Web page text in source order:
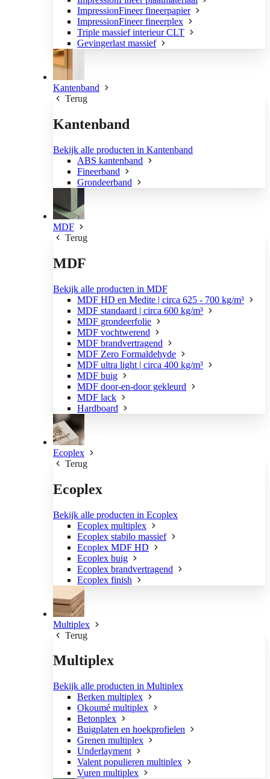
ImpressionFineer fineerpapier
ImpressionFineer fineerplex
Triple massief interieur CLT
Gevingerlast massief
Kantenband
Terug
Kantenband
Bekijk alle producten in Kantenband
ABS kantenband
Fineerband
Grondeerband
MDF
Terug
MDF
Bekijk alle producten in MDF
MDF HD en Medite | circa 625 - 700 kg/m³
MDF standaard | circa 600 kg/m³
MDF grondeerfolie
MDF vochtwerend
MDF brandvertragend
MDF Zero Formaldehyde
MDF ultra light | circa 400 kg/m³
MDF buig
MDF door-en-door gekleurd
MDF lack
Hardboard
Ecoplex
Terug
Ecoplex
Bekijk alle producten in Ecoplex
Ecoplex multiplex
Ecoplex stabilo massief
Ecoplex MDF HD
Ecoplex buig
Ecoplex brandvertragend
Ecoplex finish
Multiplex
Terug
Multiplex
Bekijk alle producten in Multiplex
Berken multiplex
Okoumé multiplex
Betonplex
Buigplaten en hoekprofielen
Grenen multiplex
Underlayment
Valent populieren multiplex
Vuren multiplex